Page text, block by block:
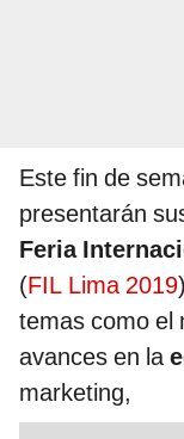
Este fin de
presentarán
Feria
(FIL Lima 2019
temas como el
avances en la
marketing,